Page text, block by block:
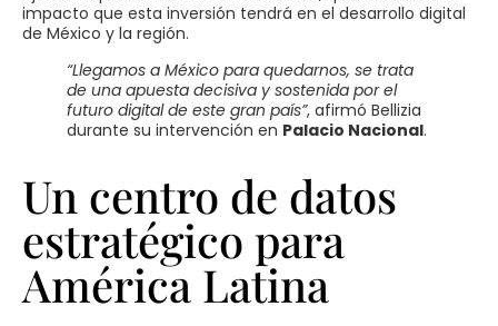
impacto que esta inversión tendrá en el desarrollo digital
de México y la región.
“Llegamos a México para quedarnos, se trata
de una apuesta decisiva y sostenida por el
futuro digital de este gran país”, afirmó Bellizia
durante su intervención en Palacio Nacional.
Un centro de datos
estratégico para
América Latina